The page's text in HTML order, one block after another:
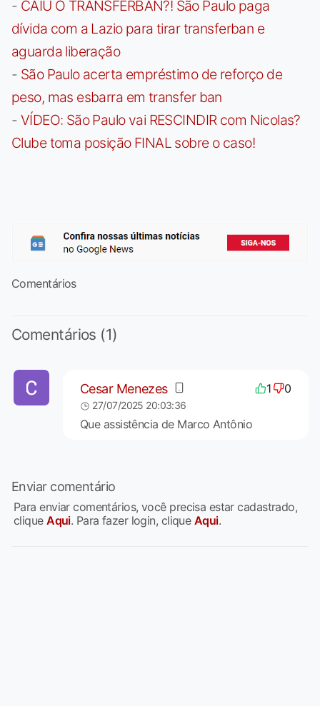
- CAIU O TRANSFERBAN?! São Paulo paga
dívida com a Lazio para tirar transferban e
aguarda liberação
- São Paulo acerta empréstimo de reforço de
peso, mas esbarra em transfer ban
- VÍDEO: São Paulo vai RESCINDIR com Nicolas?
Clube toma posição FINAL sobre o caso!
Comentários
Comentários (1)
Cesar Menezes 1 0
27/07/2025 20:03:36
Que assistência de Marco Antônio
Enviar comentário
Para enviar comentários, você precisa estar cadastrado,
cliqueAqui. Para fazer login, clique Aqui.